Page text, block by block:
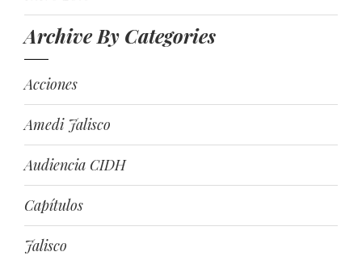
Archive By Categories
Acciones
Amedi Jalisco
Audiencia CIDH
Capítulos
Jalisco